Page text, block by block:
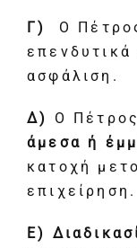
Γ) Ο
επενδυτικά
ασφάλιση.
Δ) Ο
άμεσα ή
κατοχή
επιχείρηση.
Ε)